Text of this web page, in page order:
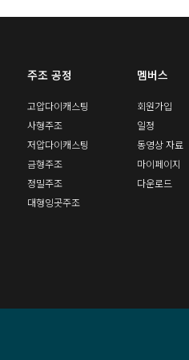
주조 공정
고압다이캐스팅
사형주조
저압다이캐스팅
금형주조
정밀주조
대형잉곳주조
멤버스
회원가입
일정
동영상 자료
마이페이지
다운로드